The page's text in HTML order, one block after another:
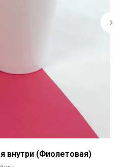
внутри (Фиолетовая)